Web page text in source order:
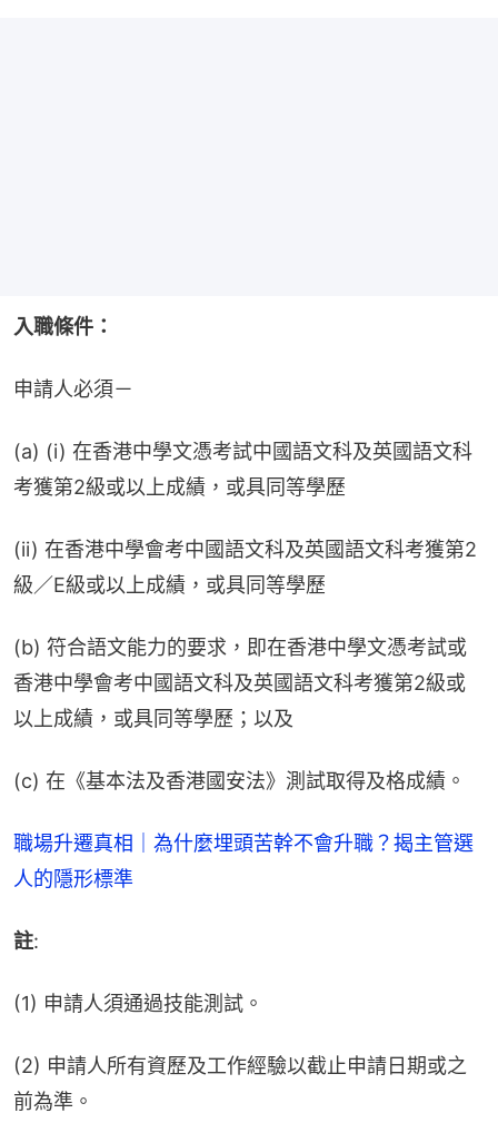
入職條件：
申請人必須－
(a) (i) 在香港中學文憑考試中國語文科及英國語文科
考獲第2級或以上成績，或具同等學歷
(ii) 在香港中學會考中國語文科及英國語文科考獲第2
級／E級或以上成績，或具同等學歷
(b) 符合語文能力的要求，即在香港中學文憑考試或
香港中學會考中國語文科及英國語文科考獲第2級或
以上成績，或具同等學歷；以及
(c) 在《基本法及香港國安法》測試取得及格成績。
職場升遷真相｜為什麼埋頭苦幹不會升職？揭主管選
人的隱形標準
註:
(1) 申請人須通過技能測試。
(2) 申請人所有資歷及工作經驗以截止申請日期或之
前為準。